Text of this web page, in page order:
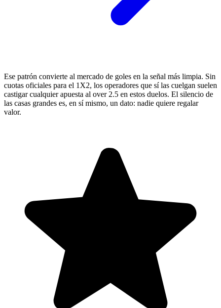
Ese patrón convierte al mercado de goles en la señal más limpia. Sin
cuotas oficiales para el 1X2, los operadores que sí las cuelgan suelen
castigar cualquier apuesta al over 2.5 en estos duelos. El silencio de
las casas grandes es, en sí mismo, un dato: nadie quiere regalar
valor.